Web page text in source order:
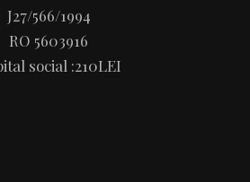
J27/566/1994
RO 5603916
social :210LEI